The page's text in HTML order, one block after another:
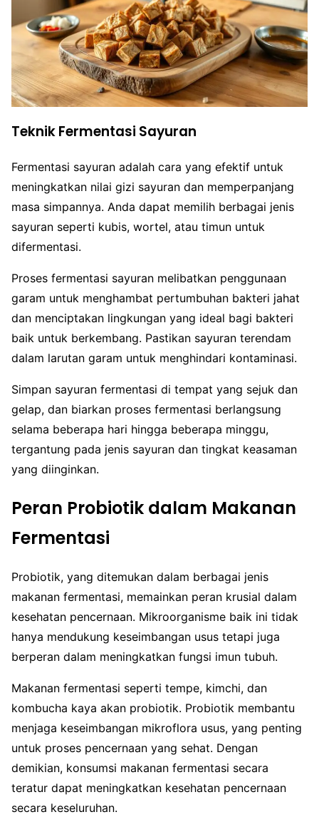
Teknik Fermentasi Sayuran
Fermentasi sayuran adalah cara yang efektif untuk
meningkatkan nilai gizi sayuran dan memperpanjang
masa simpannya. Anda dapat memilih berbagai jenis
sayuran seperti kubis, wortel, atau timun untuk
difermentasi.
Proses fermentasi sayuran melibatkan penggunaan
garam untuk menghambat pertumbuhan bakteri jahat
dan menciptakan lingkungan yang ideal bagi bakteri
baik untuk berkembang. Pastikan sayuran terendam
dalam larutan garam untuk menghindari kontaminasi.
Simpan sayuran fermentasi di tempat yang sejuk dan
gelap, dan biarkan proses fermentasi berlangsung
selama beberapa hari hingga beberapa minggu,
tergantung pada jenis sayuran dan tingkat keasaman
yang diinginkan.
Peran Probiotik dalam Makanan
Fermentasi
Probiotik, yang ditemukan dalam berbagai jenis
makanan fermentasi, memainkan peran krusial dalam
kesehatan pencernaan. Mikroorganisme baik ini tidak
hanya mendukung keseimbangan usus tetapi juga
berperan dalam meningkatkan fungsi imun tubuh.
Makanan fermentasi seperti tempe, kimchi, dan
kombucha kaya akan probiotik. Probiotik membantu
menjaga keseimbangan mikroflora usus, yang penting
untuk proses pencernaan yang sehat. Dengan
demikian, konsumsi makanan fermentasi secara
teratur dapat meningkatkan kesehatan pencernaan
secara keseluruhan.